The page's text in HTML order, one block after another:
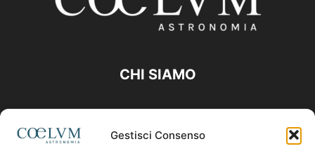
Gestisci Consenso
CHI SIAMO